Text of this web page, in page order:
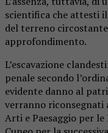
scientifica che attesti
del terreno
approfondimento.
L’escavazione
penale secondo
evidente danno al
verranno riconsegnati
Arti e Paesaggio per